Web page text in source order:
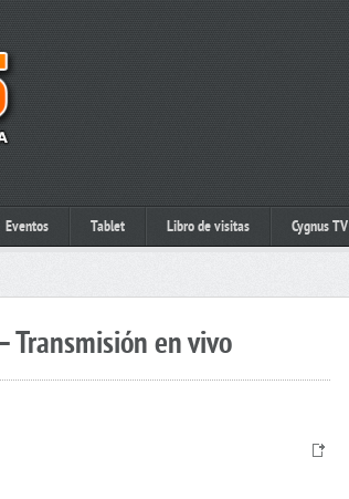
Eventos Tablet Libro de visitas Cygnus TV
Transmisión en vivo